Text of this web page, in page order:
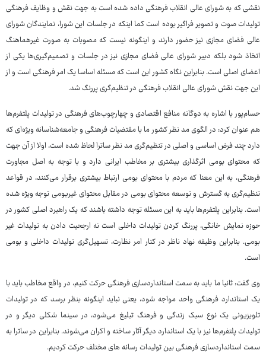
نقشی که به شورای عالی انقلاب فرهنگی داده شده است به جهت نقش و وظایف فرهنگی
تولیدات صوت و تصویر فراگیر بوده است کما اینکه در جلسات این شورا، نمایندگان شورای
عالی فضای مجازی نیز حضور دارند و اینگونه نیست که مصوبات به‌ صورت غیرهماهنگ
اتخاذ شود بلکه دبیر شورای عالی فضای مجازی نیز در جلسات و تصمیم‌گیری‌ها یکی از
اعضای اصلی است. بنابراین نگاه کشور این است که مسئله اساسا یک امر فرهنگی است و از
این جهت نقش شورای عالی انقلاب فرهنگی در تنظیم‌گری پررنگ شد.
حسام‌پور با اشاره به دوگانه منافع اقتصادی و چهارچوب‌های فرهنگی در تولیدات پلتفرم‌ها
هم عنوان کرد: در الگوی مد نظر کشور ما با مقتضیات فرهنگی و جامعه‌شناسانه ویژه‌ای که
دارد چند فرض اساسی و اصلی در تنظیم‌گری مد نظر ساترا لحاظ شده است، اولا از آن جهت
که محتوای بومی اثرگذاری بیشتری بر مخاطب ایرانی دارد و با توجه به اصل مجاورت
فرهنگی، به این معنا که مردم با محتوای بومی ارتباط بیشتری برقرار می‌کنند، در قواعد
تنظیم‌گری به گسترش و توسعه محتوای بومی در مقابل محتوای غیربومی توجه ویژه شده
است. بنابراین پلتفرم‌ها باید به این مسئله توجه داشته باشند که یک راهبرد اصلی کشور در
حوزه نمایش خانگی، پررنگ کردن تولیدات داخلی است نه ارجحیت دادن به تولیدات غیر
بومی. بنابراین وظیفه نهاد ناظر در کنار امر نظارت، تسهیل‌گری تولیدات داخلی و بومی
است.
وی گفت: ثانیا ما باید به سمت استانداردسازی فرهنگی حرکت کنیم، در واقع مخاطب باید با
یک استاندارد فرهنگی واحد مواجه شود، یعنی نباید اینگونه بنظر برسد که در تولیدات
تلویزیونی یک نوع سبک زندگی و فرهنگ تبلیغ می‌شود، در سینما شکلی دیگر و در
تولیدات پلتفرم‌ها نیز با یک استاندارد دیگر آثار ساخته و اکران می‌شوند. بنابراین در ساترا به
سمت استانداردسازی فرهنگی بین تولیدات رسانه های مختلف حرکت کردیم.